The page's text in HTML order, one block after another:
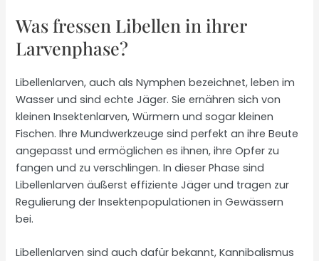
Was fressen Libellen in ihrer
Larvenphase?
Libellenlarven, auch als Nymphen bezeichnet, leben im
Wasser und sind echte Jäger. Sie ernähren sich von
kleinen Insektenlarven, Würmern und sogar kleinen
Fischen. Ihre Mundwerkzeuge sind perfekt an ihre Beute
angepasst und ermöglichen es ihnen, ihre Opfer zu
fangen und zu verschlingen. In dieser Phase sind
Libellenlarven äußerst effiziente Jäger und tragen zur
Regulierung der Insektenpopulationen in Gewässern
bei.
Libellenlarven sind auch dafür bekannt, Kannibalismus